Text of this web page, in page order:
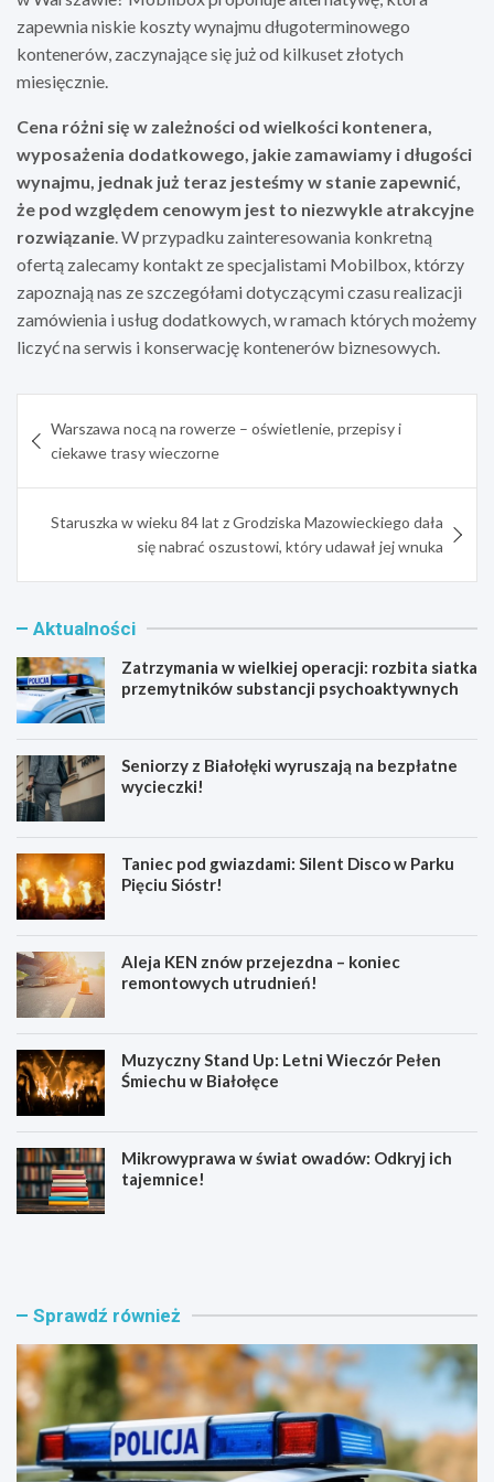
zapewnia niskie koszty wynajmu długoterminowego
kontenerów, zaczynające się już od kilkuset złotych
miesięcznie.
Cena różni się w zależności od wielkości kontenera,
wyposażenia dodatkowego, jakie zamawiamy i długości
wynajmu, jednak już teraz jesteśmy w stanie zapewnić,
że pod względem cenowym jest to niezwykle atrakcyjne
rozwiązanie. W przypadku zainteresowania konkretną
ofertą zalecamy kontakt ze specjalistami Mobilbox, którzy
zapoznają nas ze szczegółami dotyczącymi czasu realizacji
zamówienia i usług dodatkowych, w ramach których możemy
liczyć na serwis i konserwację kontenerów biznesowych.
wpisu
Warszawa nocą na rowerze – oświetlenie, przepisy i
ciekawe trasy wieczorne
Staruszka w wieku 84 lat z Grodziska Mazowieckiego dała
się nabrać oszustowi, który udawał jej wnuka
Aktualności
Zatrzymania w wielkiej operacji: rozbita siatka
przemytników substancji psychoaktywnych
Seniorzy z Białołęki wyruszają na bezpłatne
wycieczki!
Taniec pod gwiazdami: Silent Disco w Parku
Pięciu Sióstr!
Aleja KEN znów przejezdna – koniec
remontowych utrudnień!
Muzyczny Stand Up: Letni Wieczór Pełen
Śmiechu w Białołęce
Mikrowyprawa w świat owadów: Odkryj ich
tajemnice!
Z
y
a
n
i
a
w
w
S
r
y
z
B
i
a
ł
Sprawdź również